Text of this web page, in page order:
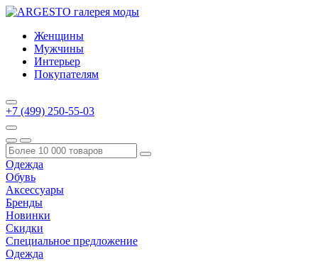
Женщины
Мужчины
Интерьер
Покупателям
+7 (499) 250-55-03
Одежда
Обувь
Аксессуары
Бренды
Новинки
Скидки
Специальное предложение
Одежда